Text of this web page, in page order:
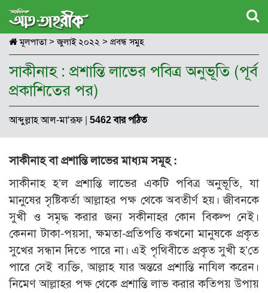
মূলপাতা> জুলাই ২০২২ > প্রবন্ধ সমুহ
সাকীনাহ : প্রশান্তি লাভের পবিত্র অনুভূতি (পূর্ব
প্রকাশিতের পর)
আব্দুল্লাহ আল-মা‘রূফ | 5462 বার পঠিত
সাকীনাহ বা প্রশান্তি লাভের মাধ্যম সমূহ :
সাকীনাহ হ’ল প্রশান্তি লাভের একটি পবিত্র অনুভূতি, যা
মানুষের সৃষ্টিকর্তা আল্লাহর পক্ষ থেকে অবতীর্ণ হয়। জীবনকে
সুখী ও সমৃদ্ধ করার জন্য সকীনাহর কোন বিকল্প নেই।
কেননা টাকা-পয়সা, ক্ষমতা-প্রতিপত্তি কখনো মানুষকে প্রকৃত
সুখের সন্ধান দিতে পারে না। এই পৃথিবীতে প্রকৃত সুখী হ’তে
পারে সেই ব্যক্তি, আল্লাহ যার অন্তরে প্রশান্তি নাযিল করেন।
নিমেণ আল্লাহর পক্ষ থেকে প্রশান্তি লাভ করার কতিপয় উপায়